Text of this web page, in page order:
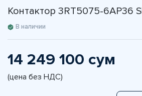
Контактор 3RT5075-6AP36
В наличии
14 249 100 сум
(цена без НДС)